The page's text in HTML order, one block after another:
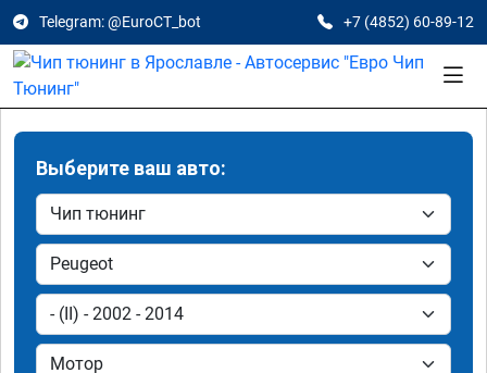
Telegram: @EuroCT_bot +7 (4852) 60-89-12
Выберите ваш авто: